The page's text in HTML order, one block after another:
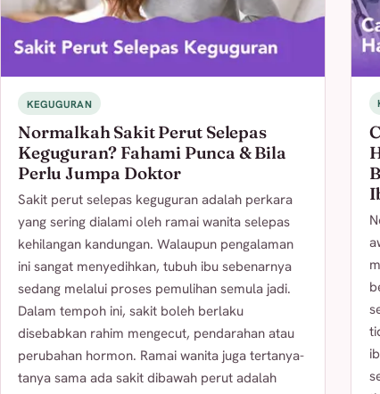
KEGUGURAN
Normalkah Sakit Perut Selepas
Keguguran? Fahami Punca & Bila
Perlu Jumpa Doktor
Sakit perut selepas keguguran adalah perkara
yang sering dialami oleh ramai wanita selepas
kehilangan kandungan. Walaupun pengalaman
ini sangat menyedihkan, tubuh ibu sebenarnya
sedang melalui proses pemulihan semula jadi.
Dalam tempoh ini, sakit boleh berlaku
disebabkan rahim mengecut, pendarahan atau
perubahan hormon. Ramai wanita juga tertanya-
tanya sama ada sakit dibawah perut adalah